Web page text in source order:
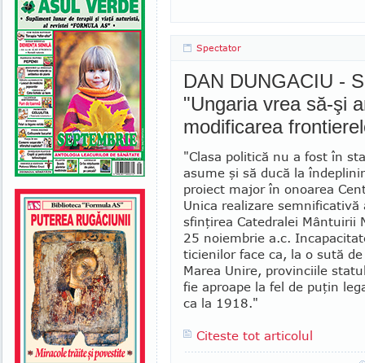
Spectator
DAN DUNGACIU -
"Ungaria vrea să-şi
modificarea
"Clasa politică nu a fost în
asume şi să ducă la
proiect major în onoarea
Unica reali­zare sem­nificativă
sfinţirea Catedralei Mântuirii
25 noiembrie a.c.
ticienilor face ca, la o sută
Marea Unire, provinciile
fie aproape la fel de puţin
ca la 1918."
Citeste tot articolul